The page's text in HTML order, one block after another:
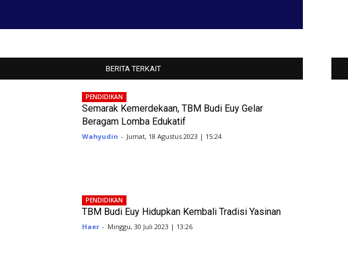
BERITA TERKAIT
PENDIDIKAN
Semarak Kemerdekaan, TBM Budi Euy Gelar
Beragam Lomba Edukatif
Wahyudin - Jumat, 18 Agustus 2023 | 15:24
PENDIDIKAN
TBM Budi Euy Hidupkan Kembali Tradisi Yasinan
Haer - Minggu, 30 Juli 2023 | 13:26